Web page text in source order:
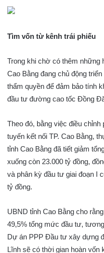
Tìm vốn từ kênh trái phiếu
Trong khi chờ có thêm những
Cao Bằng đang chủ động
thẩm quyền để đảm bảo tính
đầu tư đường cao tốc Đồng
Theo đó, bằng việc điều
tuyến kết nối TP. Cao Bằng,
tỉnh Cao Bằng đã tiết giảm
xuống còn 23.000 tỷ đồng,
và phân kỳ đầu tư giai đoạn I
tỷ đồng.
UBND tỉnh Cao Bằng cho
49,5% tổng mức đầu tư,
Dự án PPP Đầu tư xây dựng
Lĩnh sẽ có thời gian hoàn vốn